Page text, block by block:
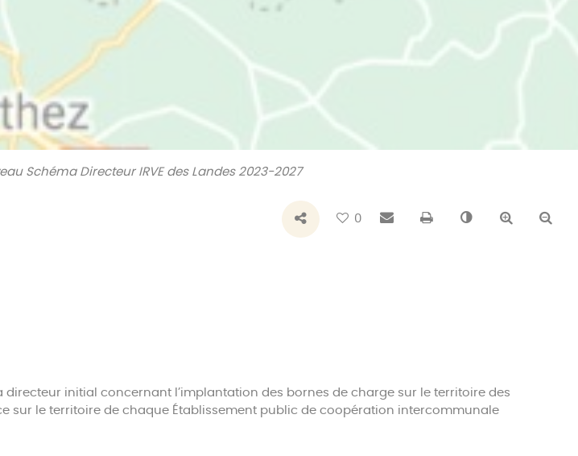
Schéma Directeur IRVE des Landes 2023-2027
Bouton de partage
0 Envoyer par e-mail
ImprimerChanger le
directeur initial concernant l’implantation des bornes de charge sur le territoire des
sur le territoire de chaque Établissement public de coopération intercommunale